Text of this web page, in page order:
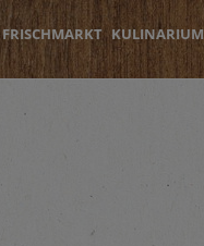
FRISCHMARKT KULINARIUM